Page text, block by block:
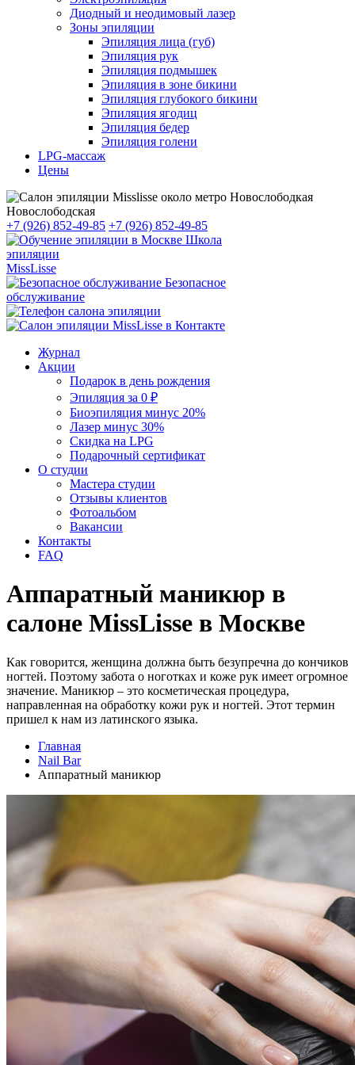
Диодный и неодимовый лазер
Зоны эпиляции
Эпиляция лица (губ)
Эпиляция рук
Эпиляция подмышек
Эпиляция в зоне бикини
Эпиляция глубокого бикини
Эпиляция ягодиц
Эпиляция бедер
Эпиляция голени
LPG-массаж
Цены
Новослободская
+7 (926) 852-49-85 +7 (926) 852-49-85
Школа
эпиляции
MissLisse
Безопасное
обслуживание
Журнал
Акции
Подарок в день рождения
Эпиляция за 0 ₽
Биоэпиляция минус 20%
Лазер минус 30%
Скидка на LPG
Подарочный сертификат
О студии
Мастера студии
Отзывы клиентов
Фотоальбом
Вакансии
Контакты
FAQ
Аппаратный маникюр в
салоне MissLisse в Москве
Как говорится, женщина должна быть безупречна до кончиков
ногтей. Поэтому забота о ноготках и коже рук имеет огромное
значение. Маникюр – это косметическая процедура,
направленная на обработку кожи рук и ногтей. Этот термин
пришел к нам из латинского языка.
Главная
Nail Bar
Аппаратный маникюр